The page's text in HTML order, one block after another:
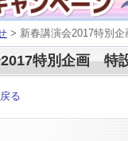
> 新春講演会2017特別
特別企画 特
る